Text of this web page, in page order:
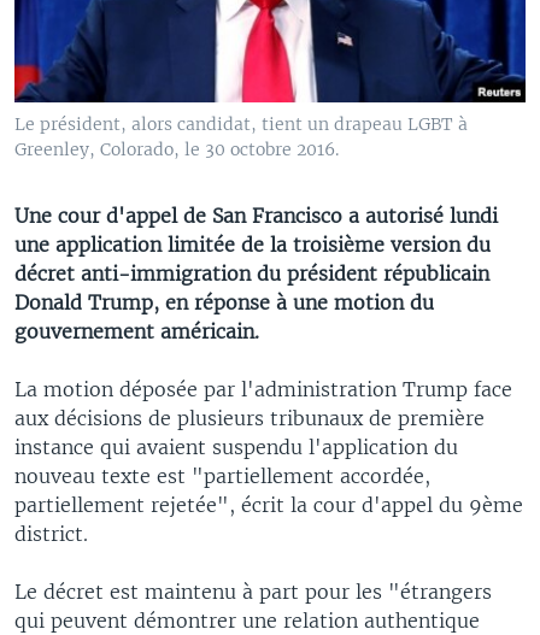
Le président, alors candidat, tient un drapeau LGBT à
Greenley, Colorado, le 30 octobre 2016.
Une cour d'appel de San Francisco a autorisé lundi
une application limitée de la troisième version du
décret anti-immigration du président républicain
Donald Trump, en réponse à une motion du
gouvernement américain.
La motion déposée par l'administration Trump face
aux décisions de plusieurs tribunaux de première
instance qui avaient suspendu l'application du
nouveau texte est "partiellement accordée,
partiellement rejetée", écrit la cour d'appel du 9ème
district.
Le décret est maintenu à part pour les "étrangers
qui peuvent démontrer une relation authentique